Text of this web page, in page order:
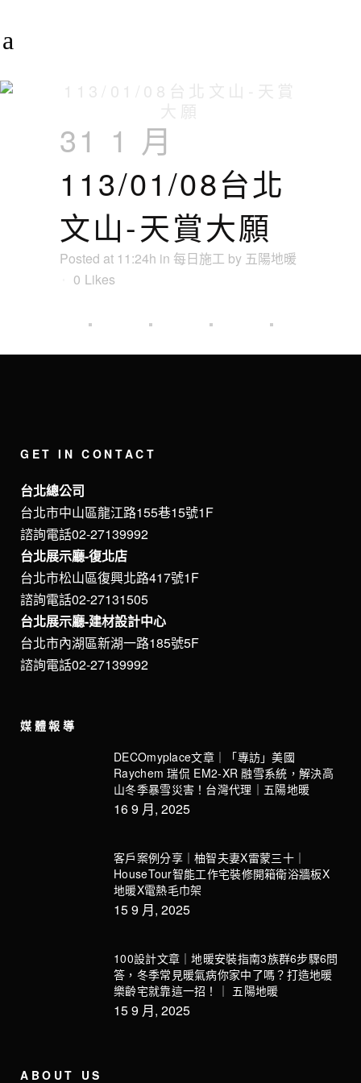
31 1 月
113/01/08台北
文山-天賞大願
Posted at 11:24h in 每日施工 by 五陽地暖
0 Likes
GET IN CONTACT
台北總公司
台北市中山區龍江路155巷15號1F
諮詢電話02-27139992
台北展示廳-復北店
台北市松山區復興北路417號1F
諮詢電話02-27131505
台北展示廳-建材設計中心
台北市內湖區新湖一路185號5F
諮詢電話02-27139992
媒體報導
DECOmyplace文章｜「專訪」美國
Raychem 瑞侃 EM2-XR 融雪系統，解決高
山冬季暴雪災害！台灣代理｜五陽地暖
16 9 月, 2025
客戶案例分享｜柚智夫妻X雷蒙三十｜
HouseTour智能工作宅裝修開箱衛浴牆板X
地暖X電熱毛巾架
15 9 月, 2025
100設計文章｜地暖安裝指南3族群6步驟6問
答，冬季常見暖氣病你家中了嗎？打造地暖
樂齡宅就靠這一招！｜ 五陽地暖
15 9 月, 2025
ABOUT US